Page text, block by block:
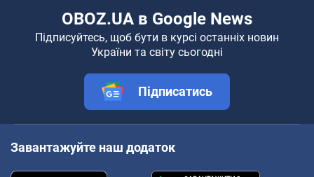
OBOZ.UA в Google News
Підписуйтесь, щоб бути в курсі останніх новин
України та світу сьогодні
Підписатись
Завантажуйте наш додаток